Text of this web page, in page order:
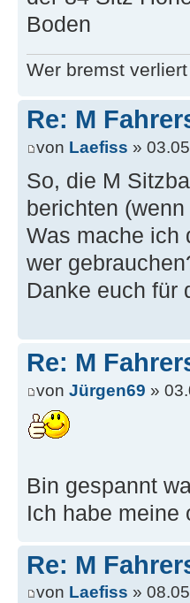
Boden
Wer bremst verliert
Re: M
von Laefiss »
So, die M
berichten
Was mache ich
wer
Danke euch für
Re: M
von Jürgen69 »
Bin gespannt
Ich habe meine
Re: M
von Laefiss »